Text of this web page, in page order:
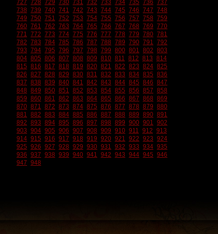
727 728 729 730 731 732 733 734 735 736 737
738 739 740 741 742 743 744 745 746 747 748
749 750 751 752 753 754 755 756 757 758 759
760 761 762 763 764 765 766 767 768 769 770
771 772 773 774 775 776 777 778 779 780 781
782 783 784 785 786 787 788 789 790 791 792
793 794 795 796 797 798 799 800 801 802 803
804 805 806 807 808 809 810 811 812 813 814
815 816 817 818 819 820 821 822 823 824 825
826 827 828 829 830 831 832 833 834 835 836
837 838 839 840 841 842 843 844 845 846 847
848 849 850 851 852 853 854 855 856 857 858
859 860 861 862 863 864 865 866 867 868 869
870 871 872 873 874 875 876 877 878 879 880
881 882 883 884 885 886 887 888 889 890 891
892 893 894 895 896 897 898 899 900 901 902
903 904 905 906 907 908 909 910 911 912 913
914 915 916 917 918 919 920 921 922 923 924
925 926 927 928 929 930 931 932 933 934 935
936 937 938 939 940 941 942 943 944 945 946
947 948